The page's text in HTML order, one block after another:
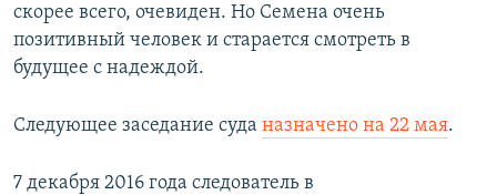
скорее всего, очевиден. Но Семена очень
позитивный человек и старается смотреть в
будущее с надеждой.
Следующее заседание суда назначено на 22 мая.
7 декабря 2016 года следователь в